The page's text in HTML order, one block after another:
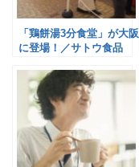
「鶏餅湯3分食堂」が大阪
に登場！／サトウ食品